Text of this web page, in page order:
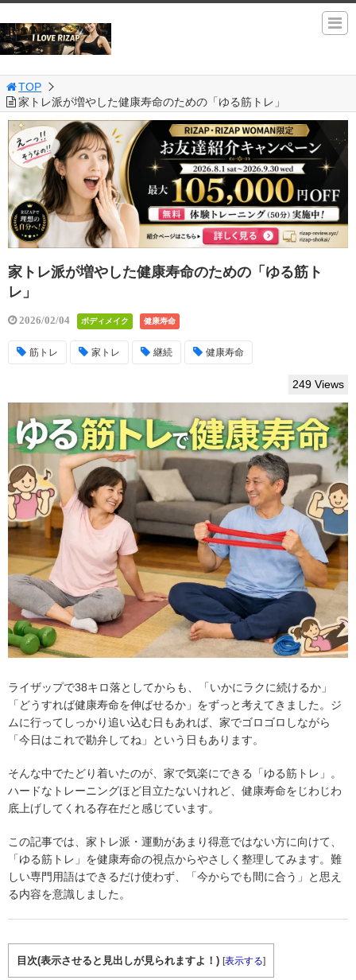
TOP
家トレ派が増やした健康寿命のための「ゆる筋トレ」
家トレ派が増やした健康寿命のための「ゆる筋ト
レ」
2026/02/04 ボディメイク 健康寿命
筋トレ 家トレ 継続 健康寿命
249 Views
ライザップで38キロ落としてからも、「いかにラクに続けるか」
「どうすれば健康寿命を伸ばせるか」をずっと考えてきました。ジ
ムに行ってしっかり追い込む日もあれば、家でゴロゴロしながら
「今日はこれで勘弁してね」という日もあります。
そんな中でたどり着いたのが、家で気楽にできる「ゆる筋トレ」。
ハードなトレーニングほど目立たないけれど、健康寿命をじわじわ
底上げしてくれる存在だと感じています。
この記事では、家トレ派・運動があまり得意ではない方に向けて、
「ゆる筋トレ」を健康寿命の視点からやさしく整理してみます。難
しい専門用語はできるだけ使わず、「今からでも間に合う」と思え
る内容を意識しました。
目次(表示させると見出しが見られますよ！) [表示する]